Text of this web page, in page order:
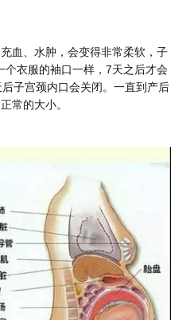
血、水肿，会变得非常柔软，子
个衣服的袖口一样，7天之后才会
子宫颈内口会关闭。一直到产后
常的大小。